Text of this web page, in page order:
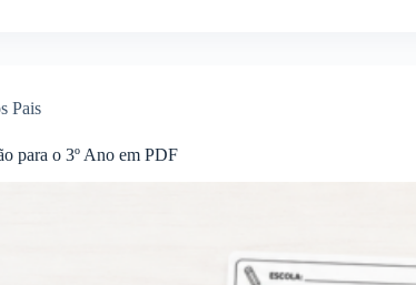
Pais
para o 3º Ano em PDF